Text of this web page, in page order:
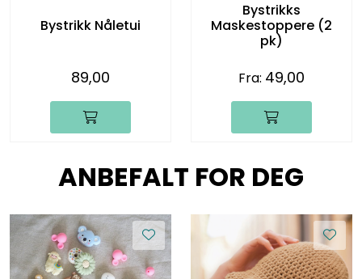
Bystrikk Nåletui
89,00
Bystrikks
Maskestoppere (2
pk)
Fra: 49,00
ANBEFALT FOR DEG